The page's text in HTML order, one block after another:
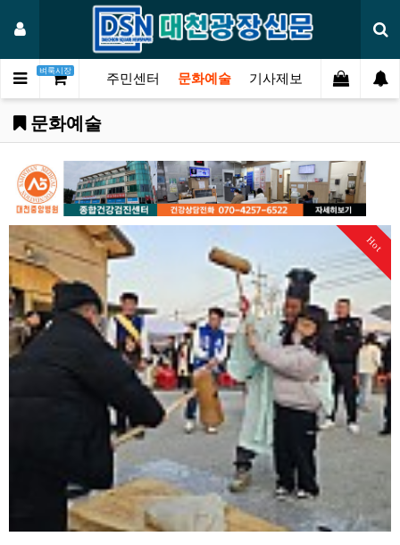
벼룩시장
언 연예기획 주민센터 문화예술 기사제보
문화예술
Hot